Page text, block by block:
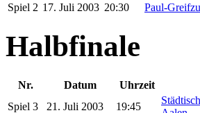
Spiel 2 17. Juli 2003 20:30 Paul-
Halbfinale
Nr. Datum Uhrzeit
Spiel 3
21. Juli 2003 19:45